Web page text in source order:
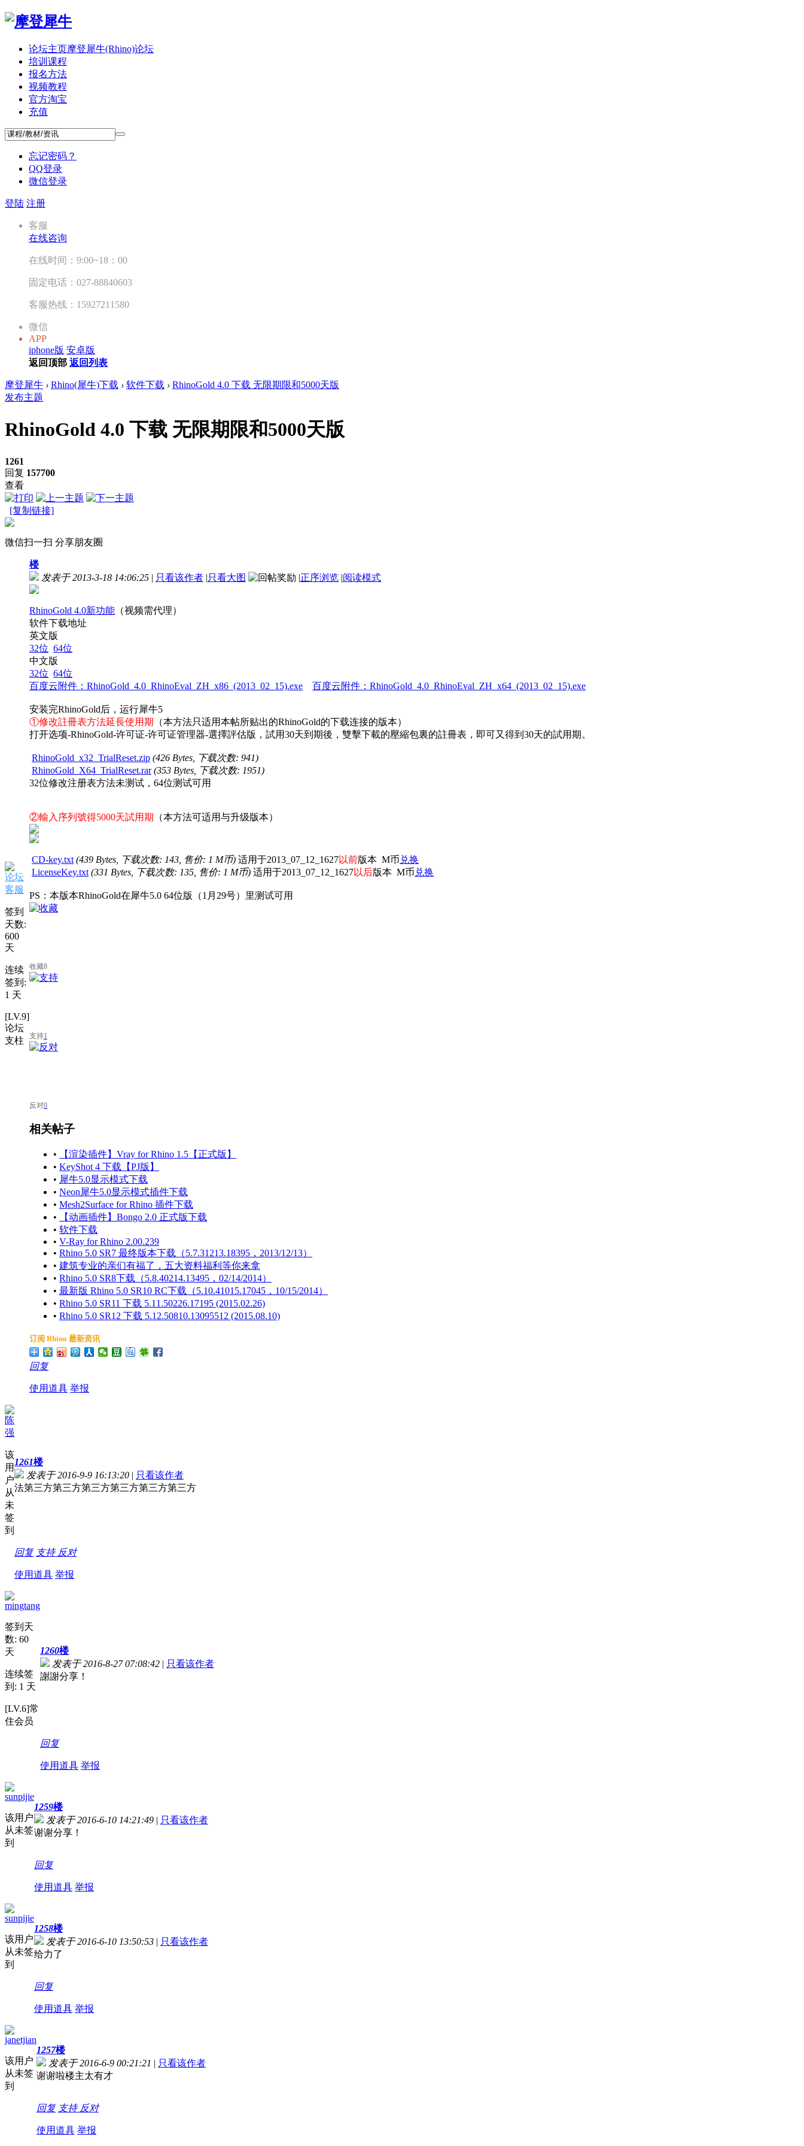
论坛主页摩登犀牛(Rhino)论坛
培训课程
报名方法
视频教程
官方淘宝
充值
忘记密码？
QQ登录
微信登录
登陆 注册
客服
在线咨询
在线时间：9:00~18：00
固定电话：027-88840603
客服热线：15927211580
微信
APP
iphone版 安卓版
返回顶部 返回列表
摩登犀牛 › Rhino(犀牛)下载 › 软件下载 › RhinoGold 4.0 下载 无限期限和5000天版
发布主题
RhinoGold 4.0 下载 无限期限和5000天版
1261
回复 157700
查看
[复制链接]
微信扫一扫 分享朋友圈
论坛
客服
签到
天数:
600
天
连续
签到:
1 天
[LV.9]
论坛
支柱
楼
发表于 2013-3-18 14:06:25 | 只看该作者 |只看大图 |正序浏览 |阅读模式
RhinoGold 4.0新功能 （视频需代理）
软件下载地址
英文版
32位 64位
中文版
32位 64位
百度云附件：RhinoGold_4.0_RhinoEval_ZH_x86_(2013_02_15).exe
百度云附件：RhinoGold_4.0_RhinoEval_ZH_x64_(2013_02_15).exe
安装完RhinoGold后，运行犀牛5
①修改註冊表方法延長使用期
（本方法只适用本帖所贴出的RhinoGold的下载连接的版本）
打开选项-RhinoGold-许可证-许可证管理器-選擇評估版，試用30天到期後，雙擊下載的壓縮包裏的註冊表，即可又得到30天的試用期。
RhinoGold_x32_TrialReset.zip (426 Bytes, 下载次数: 941)
RhinoGold_X64_TrialReset.rar (353 Bytes, 下载次数: 1951)
32位修改注册表方法未测试，64位测试可用
②輸入序列號得5000天試用期 （本方法可适用与升级版本）
CD-key.txt (439 Bytes, 下载次数: 143, 售价: 1 M币) 适用于2013_07_12_1627以前版本 M币 兑换
LicenseKey.txt (331 Bytes, 下载次数: 135, 售价: 1 M币) 适用于2013_07_12_1627以后版本 M币 兑换
PS：本版本RhinoGold在犀牛5.0 64位版（1月29号）里测试可用
收藏8
支持1
反对0
相关帖子
•
【渲染插件】Vray for Rhino 1.5【正式版】
• KeyShot 4 下载【PJ版】
• 犀牛5.0显示模式下载
• Neon犀牛5.0显示模式插件下载
• Mesh2Surface for Rhino 插件下载
•
【动画插件】Bongo 2.0 正式版下载
• 软件下载
• V-Ray for Rhino 2.00.239
• Rhino 5.0 SR7 最终版本下载（5.7.31213.18395，2013/12/13）
• 建筑专业的亲们有福了，五大资料福利等你来拿
• Rhino 5.0 SR8下载（5.8.40214.13495，02/14/2014）
• 最新版 Rhino 5.0 SR10 RC下载（5.10.41015.17045，10/15/2014）
• Rhino 5.0 SR11 下载 5.11.50226.17195 (2015.02.26)
• Rhino 5.0 SR12 下载 5.12.50810.13095512 (2015.08.10)
订阅 Rhino 最新资讯
回复
使用道具 举报
陈
强
该
用
户
从
未
签
到
1261楼
发表于 2016-9-9 16:13:20 | 只看该作者
法第三方第三方第三方第三方第三方第三方
回复 支持 反对
使用道具 举报
mingtang
签到天
数: 60
天
连续签
到: 1 天
[LV.6]常
住会员
1260楼
发表于 2016-8-27 07:08:42 | 只看该作者
謝謝分享！
回复
使用道具 举报
sunpijie
该用户
从未签
到
1259楼
发表于 2016-6-10 14:21:49 | 只看该作者
谢谢分享！
回复
使用道具 举报
sunpijie
该用户
从未签
到
1258楼
发表于 2016-6-10 13:50:53 | 只看该作者
给力了
回复
使用道具 举报
janetjian
该用户
从未签
到
1257楼
发表于 2016-6-9 00:21:21 | 只看该作者
谢谢啦楼主太有才
回复 支持 反对
使用道具 举报